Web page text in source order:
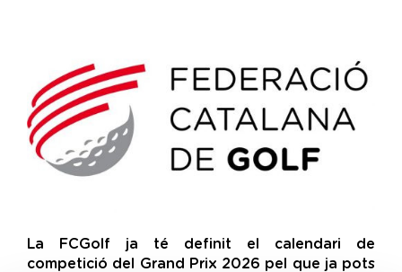
La FCGolf ja té definit el calendari de
competició del Grand Prix 2026 pel que ja pots